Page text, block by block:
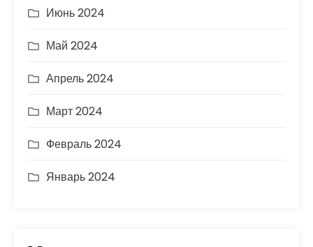
Июнь 2024
Май 2024
Апрель 2024
Март 2024
Февраль 2024
Январь 2024